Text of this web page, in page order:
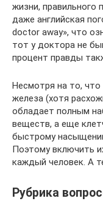
жизни, правильного
даже английская
doctor away», что
тот у доктора не
процент правды
Несмотря на то, что
железа (хотя
обладает полным
веществ, а еще
быстрому
Поэтому включить
каждый человек. А
Рубрика